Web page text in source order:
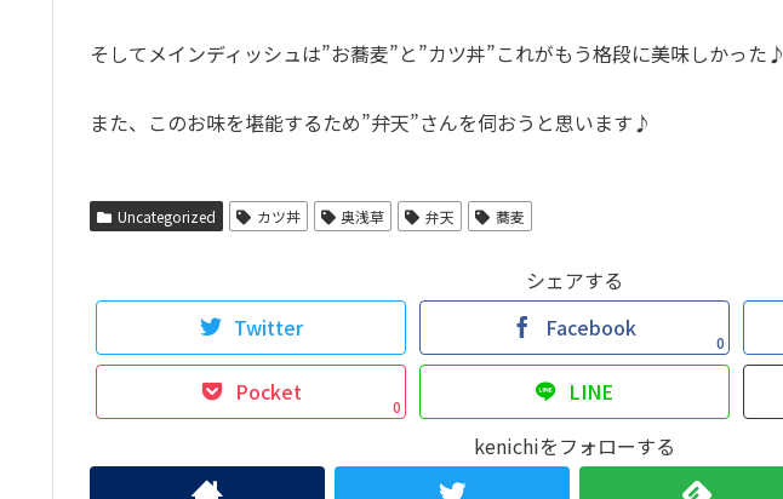
そしてメインディッシュは”お蕎麦”と”カツ丼”これがもう格段に美味しかった♪
また、このお味を堪能するため”弁天”さんを伺おうと思います♪
Uncategorized カツ丼 奥浅草 弁天 蕎麦
シェアする
Twitter
Facebook 0
Pocket 0 LINE
kenichiをフォローする